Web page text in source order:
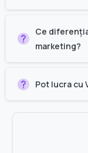
Ce
marketing?
Pot lucra cu